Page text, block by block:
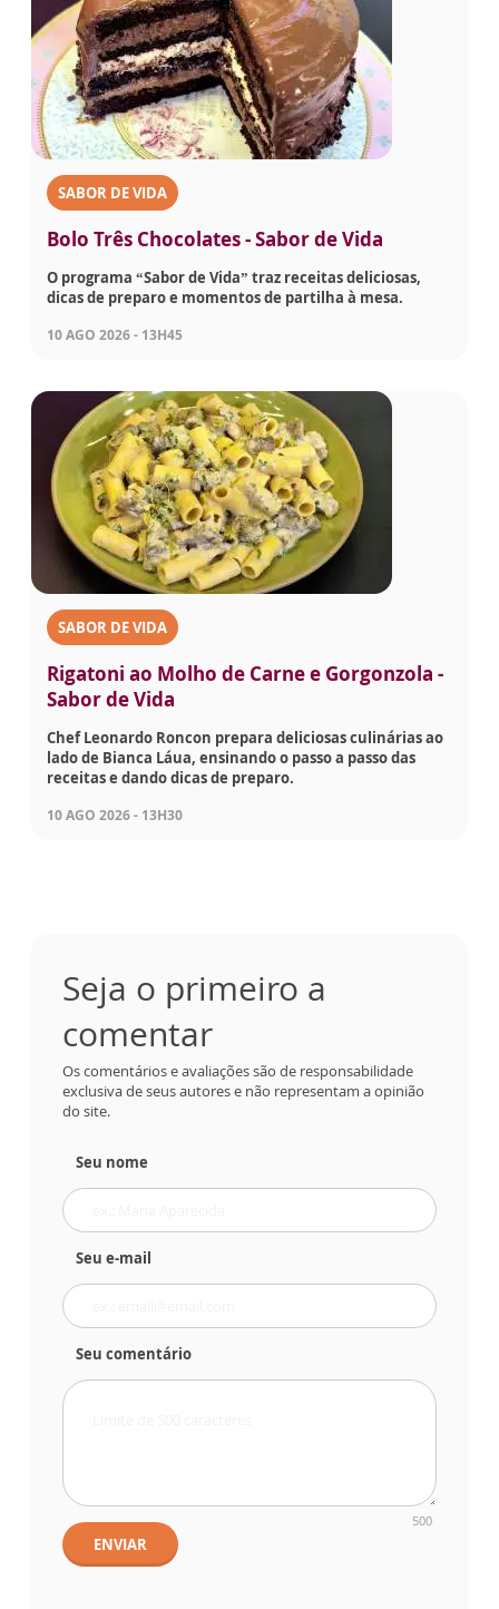
SABOR DE VIDA
Bolo Três Chocolates - Sabor de Vida
O programa “Sabor de Vida” traz receitas deliciosas,
dicas de preparo e momentos de partilha à mesa.
10 AGO 2026 - 13H45
SABOR DE VIDA
Rigatoni ao Molho de Carne e Gorgonzola -
Sabor de Vida
Chef Leonardo Roncon prepara deliciosas culinárias ao
lado de Bianca Láua, ensinando o passo a passo das
receitas e dando dicas de preparo.
10 AGO 2026 - 13H30
Seja o primeiro a
comentar
Os comentários e avaliações são de responsabilidade
exclusiva de seus autores e não representam a opinião
do site.
Seu nome
Seu e-mail
Seu comentário
500
ENVIAR